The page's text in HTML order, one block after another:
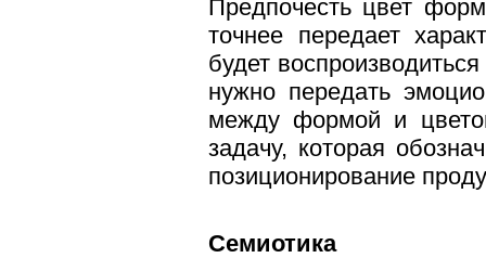
Предпочесть цвет
точнее передает
будет
нужно передать
между формой и
задачу, которая
позиционирование
Семиотика